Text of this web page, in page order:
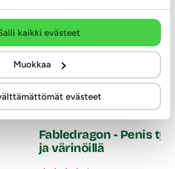
kaikki evästeet
Muokkaa
evästeet
SOHIMI
Fabledragon - Penis
ja värinöillä